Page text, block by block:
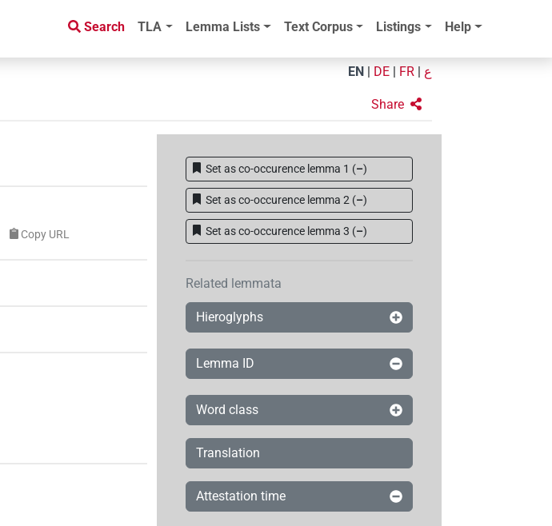
Search TLA Lemma Lists Text Corpus Listings Help
EN DE FR ع
Share
Copy URL
Set as co-occurence lemma 1 (–)
Set as co-occurence lemma 2 (–)
Set as co-occurence lemma 3 (–)
Related lemmata
Hieroglyphs
Lemma ID
Word class
Translation
Attestation time